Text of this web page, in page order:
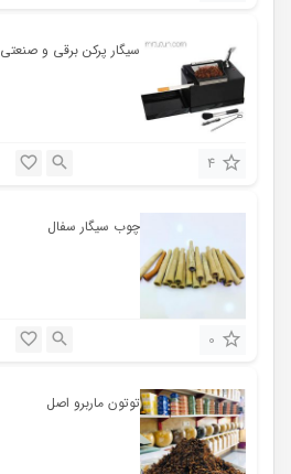
سیگار پرکن برقی و صنعتی
4
چوب سیگار سفال
0
توتون ماربرو اصل